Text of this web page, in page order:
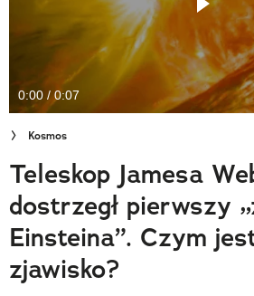
Cuda Polski
Wielki Konkurs Fotograficzny
Trendbook Podróżniczy
Polecane
0:00 / 0:07
Kosmos
Teleskop Jamesa
dostrzegł pierwszy
Einsteina”. Czym
zjawisko?